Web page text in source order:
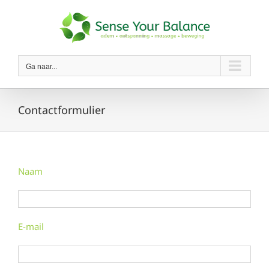
Ga naar...
Contactformulier
Naam
E-mail